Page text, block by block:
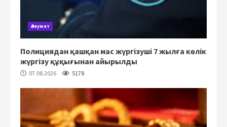
Әлеумет
Полициядан қашқан мас жүргізуші 7 жылға көлік
жүргізу құқығынан айырылды
07.08.2026 5178